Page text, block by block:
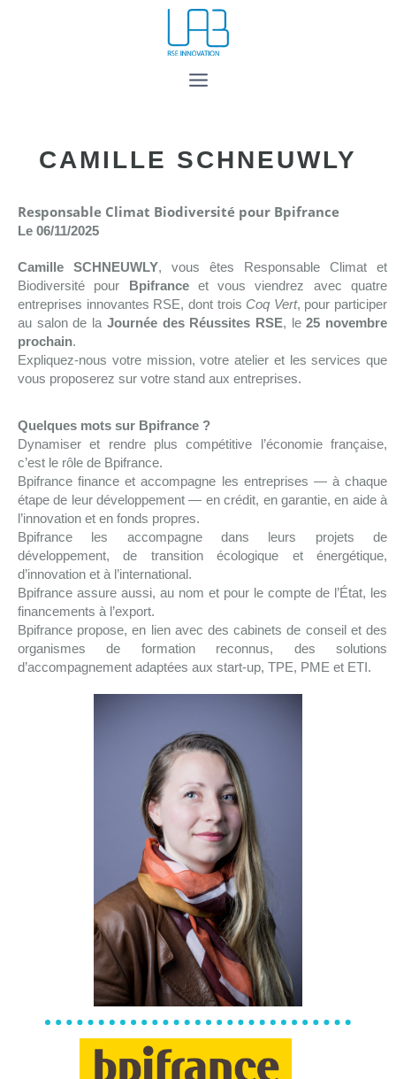
CAMILLE SCHNEUWLY
Responsable Climat Biodiversité pour Bpifrance
Le 06/11/2025
Camille SCHNEUWLY, vous êtes Responsable Climat et
Biodiversité pour Bpifranceet vous viendrez avec quatre
entreprises innovantes RSE, dont trois Coq Vert, pour participer
au salon de la Journée des Réussites RSE, le25 novembre
prochain.
Expliquez-nous votre mission, votre atelier et les services que
vous proposerez sur votre stand aux entreprises.
Quelques mots sur Bpifrance ?
Dynamiser et rendre plus compétitive l’économie française,
c’est le rôle de Bpifrance.
Bpifrance finance et accompagne les entreprises — à chaque
étape de leur développement — en crédit, en garantie, en aide à
l’innovation et en fonds propres.
Bpifrance les accompagne dans leurs projets de
développement, de transition écologique et énergétique,
d’innovation et à l’international.
Bpifrance assure aussi, au nom et pour le compte de l’État, les
financements à l’export.
Bpifrance propose, en lien avec des cabinets de conseil et des
organismes de formation reconnus, des solutions
d’accompagnement adaptées aux start-up, TPE, PME et ETI.